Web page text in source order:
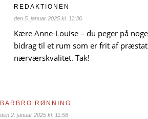
REDAKTIONEN
den 5. januar 2025 kl. 11:36
Kære Anne-Louise – du peger på
bidrag til et rum som er frit af
nærværskvalitet. Tak!
BARBRO RØNNING
den 2. januar 2025 kl. 11:58